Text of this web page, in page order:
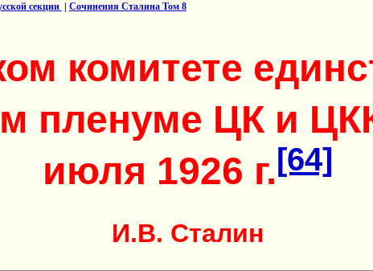
секции Сочинения Сталина Том 8
комитете
пленуме ЦК и
июля 1926 г.[64]
И.В. Сталин